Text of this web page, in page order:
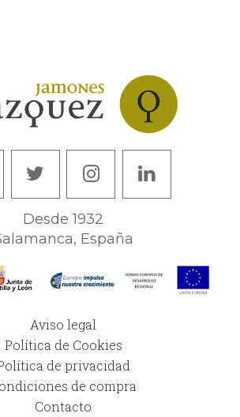
Desde 1932
España
Aviso legal
Política de Cookies
de privacidad
de compra
Contacto